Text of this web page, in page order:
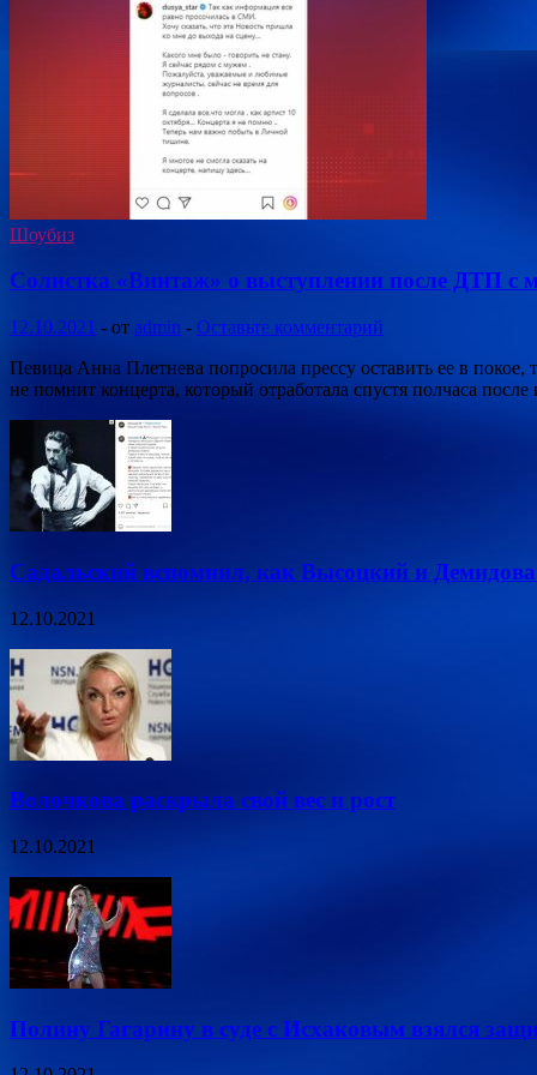
Шоубиз
Солистка «Винтаж» о выступлении после ДТП с
12.10.2021 - от admin - Оставьте комментарий
Певица Анна Плетнева попросила прессу оставить ее в
не помнит концерта, который отработала спустя полчаса
Садальский вспомнил, как Высоцкий и
12.10.2021
Волочкова раскрыла свой вес и рост
12.10.2021
Полину Гагарину в суде с Исхаковым взялся